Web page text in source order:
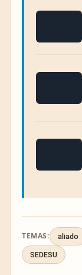
TEMAS: aliado
SEDESU